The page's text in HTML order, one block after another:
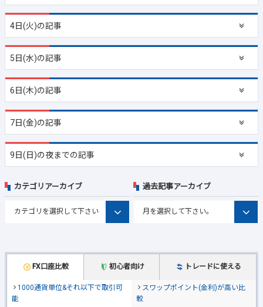
4日(火)の記事
5日(水)の記事
6日(木)の記事
7日(金)の記事
9日(日)の夜までの記事
FX口座比較 初心者向け トレードに使える
1000通貨単位&それ以下で取引可
能
スワップポイント(金利)が高い比
較
カテゴリアーカイブ 過去記事アーカイブ